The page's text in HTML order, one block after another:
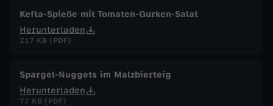
Kefta-Spieße mit Tomaten-Gurken-Salat
Herunterladen
217 KB (PDF)
Spargel-Nuggets im Malzbierteig
Herunterladen
77 KB (PDF)